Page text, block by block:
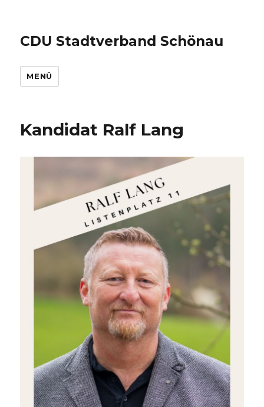
CDU Stadtverband Schönau
MENÜ
Kandidat Ralf Lang